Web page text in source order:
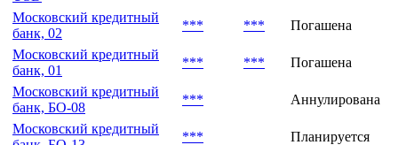
Московский кредитный
банк, 02
*** ***
Погашена
Московский кредитный
банк, 01
*** ***
Погашена
Московский кредитный
банк, БО-08
***
Аннулирована
Московский кредитный
***
Планируется